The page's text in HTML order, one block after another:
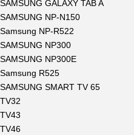
SAMSUNG GALAXY TAB A
SAMSUNG NP-N150
Samsung NP-R522
SAMSUNG NP300
SAMSUNG NP300E
Samsung R525
SAMSUNG SMART TV 65
TV32
TV43
TV46